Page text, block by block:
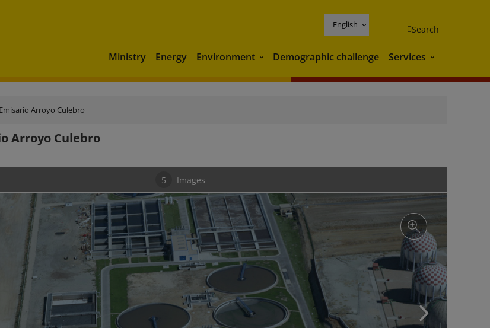
English Search
Ministry Energy Environment Environment
Demographic challenge Services Services
Arroyo Culebro
Arroyo Culebro
5 Images